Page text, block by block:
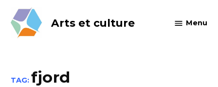
content
Arts et culture Menu
TAG: fjord